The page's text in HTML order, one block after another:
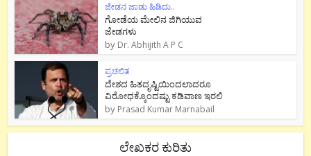
ಜೇಡನ ಜಾಡು ಹಿಡಿದು..
ಗೋಡೆಯ ಮೇಲಿನ ಜಿಗಿಯುವ
ಜೇಡಗಳು
by Dr. Abhijith A P C
ಪ್ರಚಲಿತ
ದೇಶದ ಹಿತದೃಷ್ಟಿಯಿಂದಲಾದರೂ
ವಿರೋಧಕ್ಕೊಂದಷ್ಟು ಕಡಿವಾಣ ಇರಲಿ
by Prasad Kumar Marnabail
ಲೇಖಕರ ಕುರಿತು